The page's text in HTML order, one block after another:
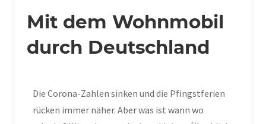
Mit dem Wohnmobil
durch Deutschland
Die Corona-Zahlen sinken und die Pfingstferien
rücken immer näher. Aber was ist wann wo